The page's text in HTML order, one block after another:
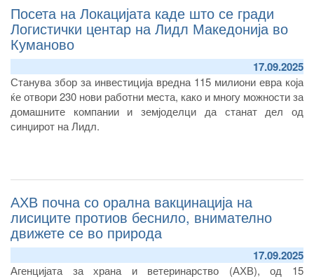
Посета на Локацијата каде што се гради
Логистички центар на Лидл Македонија во
Куманово
17.09.2025
Станува збор за инвестиција вредна 115 милиони евра која
ќе отвори 230 нови работни места, како и многу можности за
домашните компании и земјоделци да станат дел од
синџирот на Лидл.
АХВ почна со орална вакцинација на
лисиците протиов беснило, внимателно
движете се во природа
17.09.2025
Агенцијата за храна и ветеринарство (АХВ), од 15